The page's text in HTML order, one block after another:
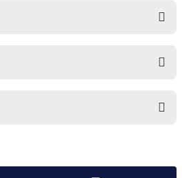
öneri formunu kullanarak tarafımıza
ilk yorumu siz yapın!